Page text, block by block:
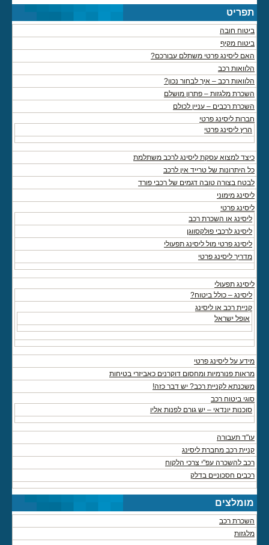
תפריט
ביטוח חובה
ביטוח מקיף
האם ליסינג פרטי משתלם עבורכם?
הלוואות רכב
הלוואות רכב – איך לבחור נכון?
השכרת מלגזות – פתרון מושלם
השכרת רכבים – עניין לכולם
חברות ליסינג פרטי
הרץ ליסינג פרטי
כיצד למצוא עסקת ליסינג לרכב משתלמת
כל היתרונות של טרייד אין לרכב
לבטח בצורה טובה דגמים של רכבי פורד
ליסינג מימוני
ליסינג פרטי
ליסינג או השכרת רכב
ליסינג לרכבי פולקסווגן
ליסינג פרטי מול ליסינג תפעולי
מדריך ליסינג פרטי
ליסינג תפעולי
ליסינג – כולל ביטוח?
קניית רכב או ליסינג
אופל ישראל
מידע על ליסינג פרטי
מראות פנורמיות ומחסום דוקרנים כאביזרי בטיחות
משכנתא לקניית רכב? יש דבר כזה!
סוגי ביטוח רכב
סוכנות יונדאי – יש גורם לפנות אליו
עו"ד תעבורה
קניית רכב מחברת ליסינג
רכב להשכרה עפ"י צרכי הלקוח
רכבים חסכוניים בדלק
מומלצים
השכרת רכב
מלגזות